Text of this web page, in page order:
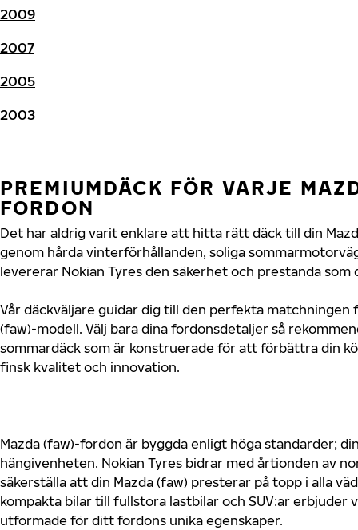
2009
2007
2005
2003
PREMIUMDÄCK FÖR VARJE
FORDON
Det har aldrig varit enklare att hitta rätt däck till din
genom hårda vinterförhållanden, soliga
levererar Nokian Tyres den säkerhet och prestanda som
Vår däckväljare guidar dig till den perfekta matchningen
(faw)-modell. Välj bara dina fordonsdetaljer så
sommardäck som är konstruerade för att förbättra din
finsk kvalitet och innovation.
Mazda (faw)-fordon är byggda enligt höga standarder;
hängivenheten. Nokian Tyres bidrar med årtionden av
säkerställa att din Mazda (faw) presterar på topp i alla
kompakta bilar till fullstora lastbilar och SUV:ar erbjuder
utformade för ditt fordons unika egenskaper.